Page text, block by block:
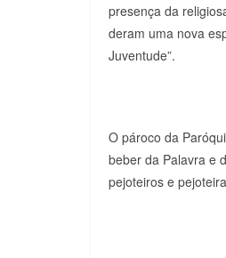
presença da
deram uma nova
Juventude”.
O pároco da
beber da Palavra e
pejoteiros e